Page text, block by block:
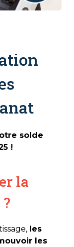
solde
!
la
les
les